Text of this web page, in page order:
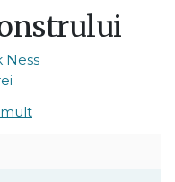
Ness
mult